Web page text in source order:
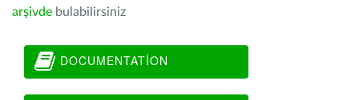
arşivde bulabilirsiniz
DOCUMENTATION